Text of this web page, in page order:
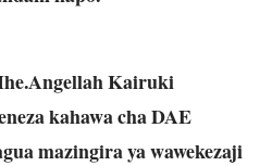
Kairuki
kahawa cha DAE
mazingira ya wawekezaji